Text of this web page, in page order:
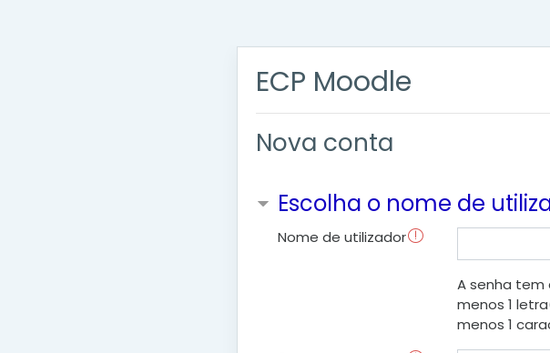
ECP Moodle
Nova conta
Escolha o nome de
Nome de utilizador
A senha tem
menos 1
menos 1